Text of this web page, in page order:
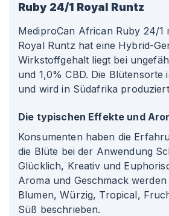
Ruby 24/1 Royal Runtz
MediproCan African Ruby 24/1
Royal Runtz hat eine Hybrid-
Wirkstoffgehalt liegt bei
und 1,0% CBD. Die Blütensorte
und wird in Südafrika
Die typischen Effekte und
Konsumenten haben die
die Blüte bei der Anwendung
Glücklich, Kreativ und
Aroma und Geschmack werden
Blumen, Würzig, Tropical,
Süß beschrieben.